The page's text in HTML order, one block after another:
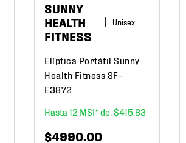
SUNNY
HEALTH
FITNESS
Elíptica Portátil Sunny
Health Fitness SF-
E3872
12
$415.83
$4990.00